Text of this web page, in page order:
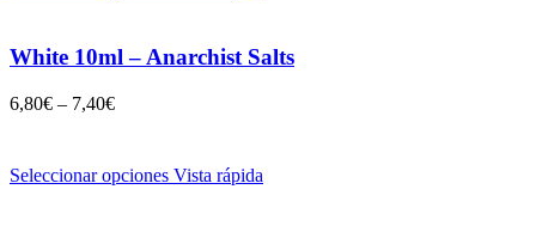
White 10ml – Anarchist Salts
6,80€ – 7,40€
Seleccionar opciones Vista rápida